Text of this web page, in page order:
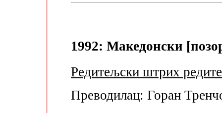
1992: Македонски
Редитељски штрих
Преводилац: Горан